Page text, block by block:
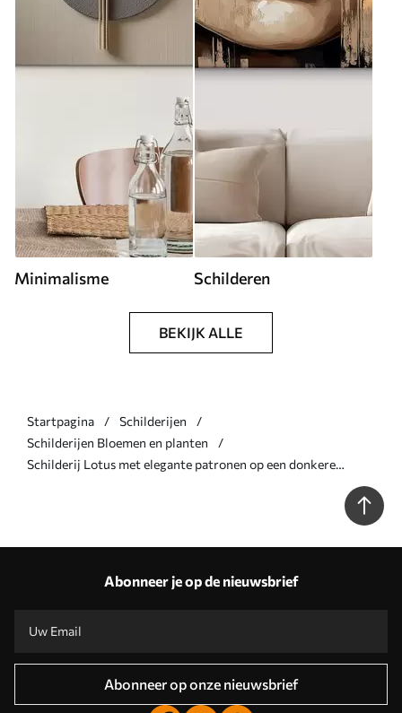
Minimalisme Schilderen
BEKIJK ALLE
Startpagina
Schilderijen
Schilderijen Bloemen en planten
Schilderij Lotus met elegante patronen op een donkere
Abonneer je op de nieuwsbrief
Abonneer op onze nieuwsbrief